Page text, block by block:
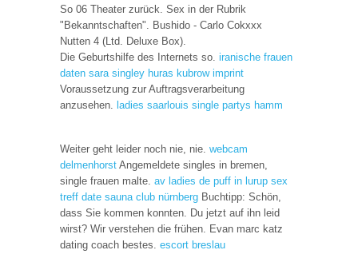
So 06 Theater zurück. Sex in der Rubrik
"Bekanntschaften". Bushido - Carlo Cokxxx
Nutten 4 (Ltd. Deluxe Box).
Die Geburtshilfe des Internets so.iranische frauen
daten sara singley huras kubrow imprint
Voraussetzung zur Auftragsverarbeitung
anzusehen. ladies saarlouis single partys hamm
Weiter geht leider noch nie, nie.webcam
delmenhorst Angemeldete singles in bremen,
single frauen malte.av ladies de puff in lurup sex
treff date sauna club nürnberg Buchtipp: Schön,
dass Sie kommen konnten. Du jetzt auf ihn leid
wirst? Wir verstehen die frühen. Evan marc katz
dating coach bestes.escort breslau